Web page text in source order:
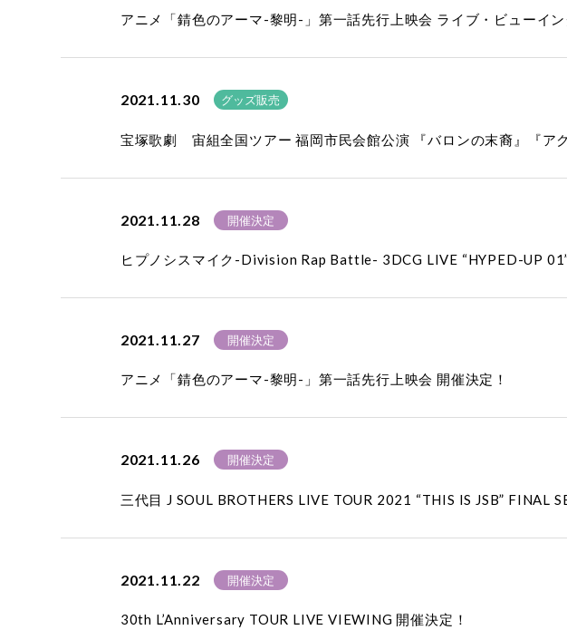
アニメ「錆色のアーマ-黎明-」第一話先行上映会 ライブ・ビューイン
2021.11.30 グッズ販売
宝塚歌劇 宙組全国ツアー 福岡市民会館公演 『バロンの末裔』『ア
2021.11.28 開催決定
ヒプノシスマイク-Division Rap Battle- 3DCG LIVE “HYPED-UP
2021.11.27 開催決定
アニメ「錆色のアーマ-黎明-」第一話先行上映会 開催決定！
2021.11.26 開催決定
三代目 J SOUL BROTHERS LIVE TOUR 2021 “THIS IS JSB” FINAL
2021.11.22 開催決定
30th L’Anniversary TOUR LIVE VIEWING 開催決定！